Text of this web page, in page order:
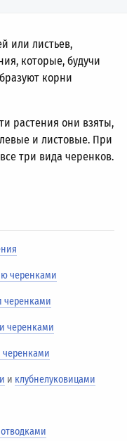
или листьев,
которые, будучи
корни
растения они взяты,
и листовые. При
три вида черенков.
черенками
черенками
черенками
черенками
и клубнелуковицами